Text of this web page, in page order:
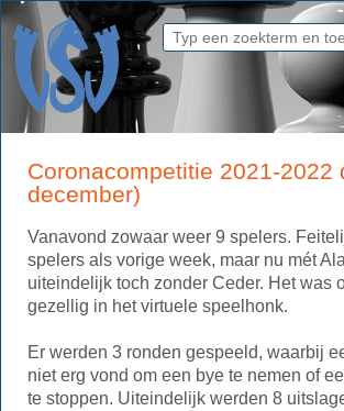
Coronacompetitie 2021-2022
december)
Vanavond zowaar weer 9 spelers.
spelers als vorige week, maar nu mét
uiteindelijk toch zonder Ceder. Het was
gezellig in het virtuele speelhonk.
Er werden 3 ronden gespeeld, waarbij
niet erg vond om een bye te nemen of
te stoppen. Uiteindelijk werden 8